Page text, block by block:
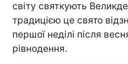
світу святкують
традицією це свято
першої неділі після
рівнодення.